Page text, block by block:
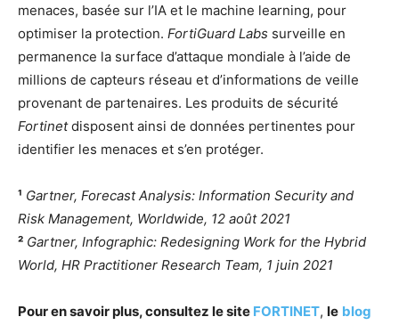
menaces, basée sur l’IA et le machine learning, pour
optimiser la protection. FortiGuard Labs surveille en
permanence la surface d’attaque mondiale à l’aide de
millions de capteurs réseau et d’informations de veille
provenant de partenaires. Les produits de sécurité
Fortinetdisposent ainsi de données pertinentes pour
identifier les menaces et s’en protéger.
¹ Gartner, Forecast Analysis: Information Security and
Risk Management, Worldwide, 12 août 2021
² Gartner, Infographic: Redesigning Work for the Hybrid
World, HR Practitioner Research Team, 1 juin 2021
Pour en savoir plus, consultez le site FORTINET, le blog